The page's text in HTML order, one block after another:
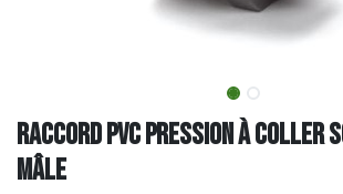
Raccord PVC pression à
Mâle